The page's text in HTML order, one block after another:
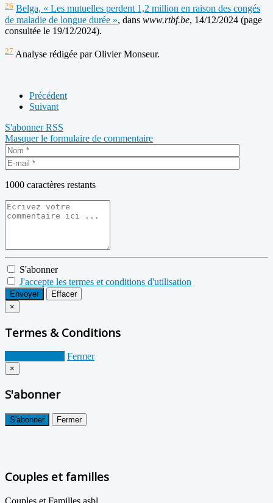
26 Belga, « Les mutuelles perdent 1,2 million en raison des congés
de maladie de longue durée », dans www.rtbf.be, 14/12/2024 (page
consultée le 19/12/2024).
27 Analyse rédigée par Olivier Monseur.
Précédent
Suivant
S'abonnerRSS
Masquer le formulaire de commentaire
1000 caractères restants
S'abonner
J'accepte les termes et conditions d'utilisation
Envoyer
Effacer
×
Termes & Conditions
Fermer
×
S'abonner
S'abonner Fermer
Couples et familles